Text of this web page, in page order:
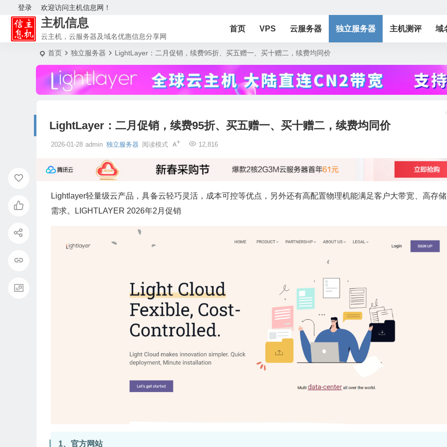
欢迎访问主机信息网！
登录
主机信息
云主机，云服务器及域名优惠信息分享网
首页 VPS 云服务器 独立服务器 主机测评 域
首页 独立服务器 LightLayer：二月促销，续费95折、买五赠一、买十赠二，续费均同价
LightLayer：二月促销，续费95折、买五赠一、买十赠二，续费均同价
2026-01-28 admin 独立服务器 12,816
阅读模式
Lightlayer轻量级云产品，具备云轻巧灵活，成本可控等优点，另外还有高配置物理机能满足客户大带宽、高存
需求。LIGHTLAYER 2026年2月促销
1、官方网站